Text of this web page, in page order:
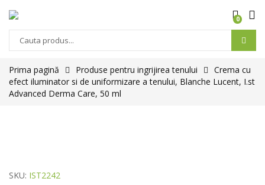
0
Prima pagină Produse pentru ingrijirea tenului
Crema cu
efect iluminator si de uniformizare a tenului, Blanche Lucent, I.st
Advanced Derma Care, 50 ml
SKU: IST2242